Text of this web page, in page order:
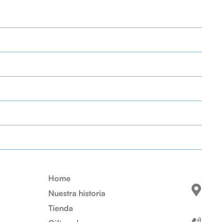
Home
Nuestra historia
Tienda